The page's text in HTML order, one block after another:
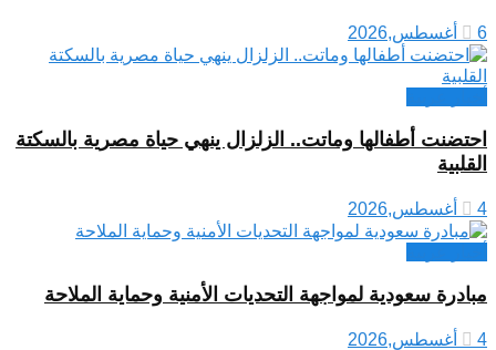
6 أغسطس,2026
احتضنت أطفالها وماتت.. الزلزال ينهي حياة مصرية بالسكتة
القلبية
4 أغسطس,2026
مبادرة سعودية لمواجهة التحديات الأمنية وحماية الملاحة
4 أغسطس,2026